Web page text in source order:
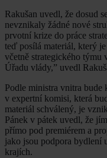
Rakušan uvedl, že dosud
nevznikaly žádné nové
prvotní krize do práce
teď posílá materiál, který
včetně strategického týmu
Úřadu vlády,” uvedl
Podle ministra vnitra bude
v expertní komisi, která
materiál schválený, je
Pánek v pátek uvedl, že
přímo pod premiérem a
jako jsou podpora bydlení
krajích.